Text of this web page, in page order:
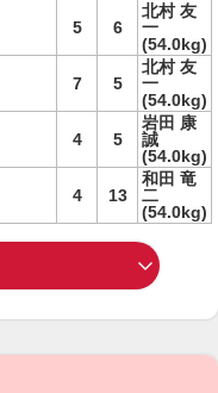
5 6
北村 友
一
(54.0kg)
7 5
北村 友
一
(54.0kg)
4 5
岩田 康
誠
(54.0kg)
4 13
和田 竜
二
(54.0kg)